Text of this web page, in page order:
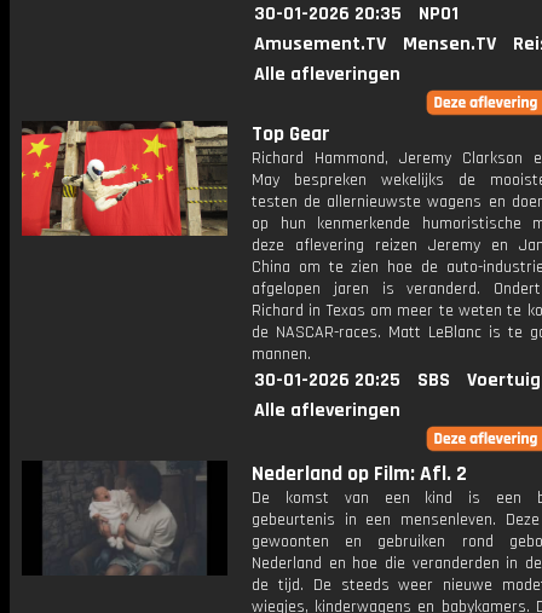
30-01-2026 20:35
NPO1
Amusement.TV
Mensen.TV
Alle afleveringen
Top Gear
Richard Hammond, Jeremy Clarkson
May bespreken wekelijks de
testen de allernieuwste wagens en
op hun kenmerkende humoristische
deze aflevering reizen Jeremy en
China om te zien hoe de auto-
afgelopen jaren is veranderd.
Richard in Texas om meer te weten te
de NASCAR-races. Matt LeBlanc is te
mannen.
30-01-2026 20:25 SBS
Alle afleveringen
Nederland op Film: Afl. 2
De komst van een kind is een
gebeurtenis in een mensenleven.
gewoonten en gebruiken rond
Nederland en hoe die veranderden in
de tijd. De steeds weer nieuwe
wiegjes, kinderwagens en babykamers.